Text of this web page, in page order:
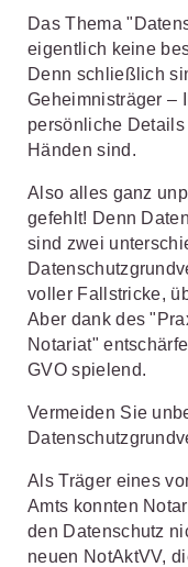
Das Thema
eigentlich keine
Denn schließlich
Geheimnisträger –
persönliche
Händen sind.
Also alles ganz
gefehlt! Denn
sind zwei
voller Fallstricke,
Aber dank des
Notariat"
GVO spielend.
Vermeiden Sie
Als Träger eines
Amts konnten
den Datenschutz
neuen NotAktVV,